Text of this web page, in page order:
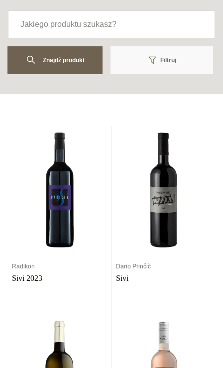
Znajdź produkt Filtruj
Radikon
Sivi 2023
Dario Prinčič
Sivi